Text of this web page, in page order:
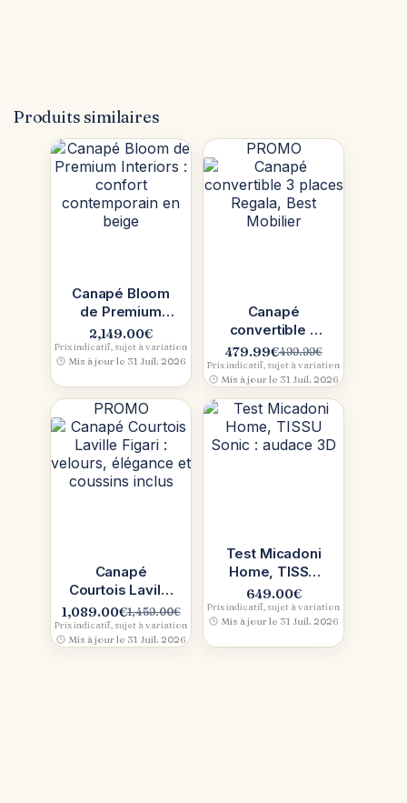
Produits similaires
Canapé Bloom
de Premium
Interiors :
confort
contemporain
en beige
2,149.00€
Prix indicatif, sujet à variation
Mis à jour le 31 Juil. 2026
PROMO
Canapé
convertible 3
places Regala,
Best Mobilier
499.99€
Le
prix
initial
était :
499.99€.
479.99€
Le
prix
actuel
est :
479.99€.
Prix indicatif, sujet à variation
Mis à jour le 31 Juil. 2026
PROMO
Canapé
Courtois Laville
Figari : velours,
élégance et
coussins inclus
1,459.00€
Le
prix
initial
1,089.00€
Le
prix
actuel
Prix indicatif, sujet à variation
Mis à jour le 31 Juil. 2026
Test Micadoni
Home, TISSU
Sonic : audace
3D
649.00€
Prix indicatif, sujet à variation
Mis à jour le 31 Juil. 2026